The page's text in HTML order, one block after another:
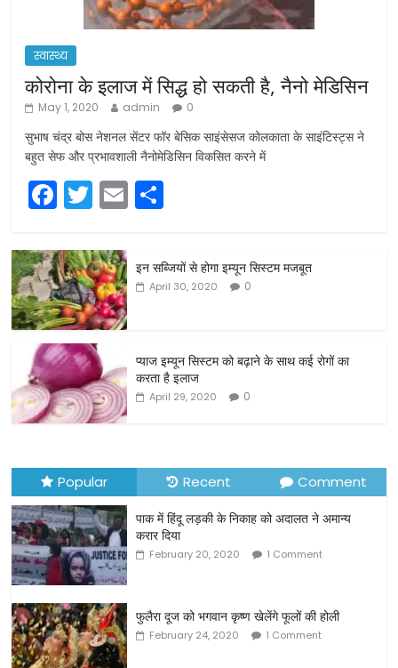
स्वास्थ्य
कोरोना के इलाज में सिद्ध हो सकती है, नैनो मेडिसिन
May 1, 2020 admin 0
सुभाष चंद्र बोस नेशनल सेंटर फॉर बेसिक साइंसेसज कोलकाता के साइंटिस्ट्स ने
बहुत सेफ और प्रभावशाली नैनोमेडिसिन विकसित करने में
F
a
c
e
b
o
o
k
T
w
itt
er
E
m
ar
e
इन सब्जियों से होगा इम्यून सिस्टम मजबूत
April 30, 2020 0
प्याज इम्यून सिस्टम को बढ़ाने के साथ कई रोगों का
करता है इलाज
April 29, 2020 0
Popular Recent Comment
पाक में हिंदू लड़की के निकाह को अदालत ने अमान्य
करार दिया
February 20, 2020 1 Comment
फुलैरा दूज को भगवान कृष्ण खेलेंगे फूलों की होली
February 24, 2020 1 Comment